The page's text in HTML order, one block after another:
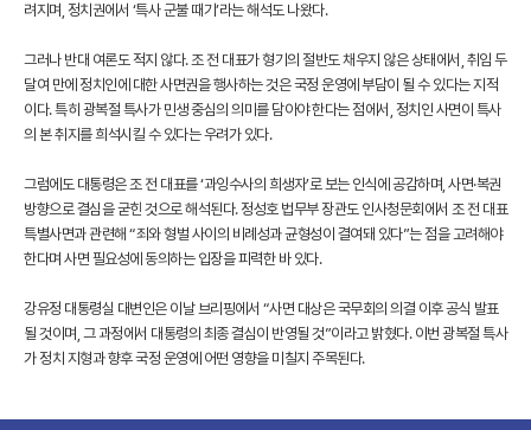
려지며, 정치권에서 ‘특사 군불 때기’라는 해석도 나왔다.
그러나 반대 여론도 적지 않다. 조 전 대표가 형기의 절반도 채우지 않은 상태에서, 취임 두
달여 만에 정치인에 대한 사면권을 행사하는 것은 국정 운영에 부담이 될 수 있다는 지적
이다. 특히 광복절 특사가 민생 중심의 의미를 담아야 한다는 점에서, 정치인 사면이 특사
의 본 취지를 희석시킬 수 있다는 우려가 있다.
그럼에도 대통령은 조 전 대표를 ‘과잉수사의 희생자’로 보는 인식에 공감하며, 사면·복권
방향으로 결심을 굳힌 것으로 해석된다. 정성호 법무부 장관도 인사청문회에서 조 전 대표
특별사면과 관련해 “죄와 형벌 사이의 비례성과 균형성이 결여돼 있다”는 점을 고려해야
한다며 사면 필요성에 동의하는 입장을 피력한 바 있다.
강유정 대통령실 대변인은 이날 브리핑에서 “사면 대상은 국무회의 의결 이후 공식 발표
될 것이며, 그 과정에서 대통령의 최종 결심이 반영될 것”이라고 밝혔다. 이번 광복절 특사
가 정치 지형과 향후 국정 운영에 어떤 영향을 미칠지 주목된다.